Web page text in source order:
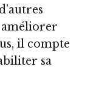
améliorer
il compte
sa